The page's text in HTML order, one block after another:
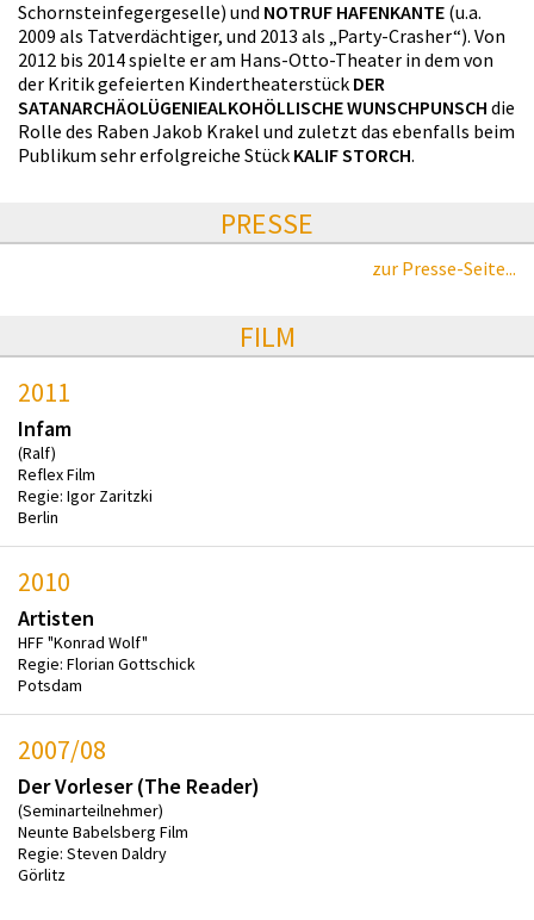
Schornsteinfegergeselle) und NOTRUF HAFENKANTE (u.a.
2009 als Tatverdächtiger, und 2013 als „Party-Crasher“). Von
2012 bis 2014 spielte er am Hans-Otto-Theater in dem von
der Kritik gefeierten Kindertheaterstück DER
SATANARCHÄOLÜGENIEALKOHÖLLISCHE WUNSCHPUNSCH die
Rolle des Raben Jakob Krakel und zuletzt das ebenfalls beim
Publikum sehr erfolgreiche Stück KALIF STORCH.
PRESSE
zur Presse-Seite...
FILM
2011
Infam
(Ralf)
Reflex Film
Regie: Igor Zaritzki
Berlin
2010
Artisten
HFF "Konrad Wolf"
Regie: Florian Gottschick
Potsdam
2007/08
Der Vorleser (The Reader)
(Seminarteilnehmer)
Neunte Babelsberg Film
Regie: Steven Daldry
Görlitz